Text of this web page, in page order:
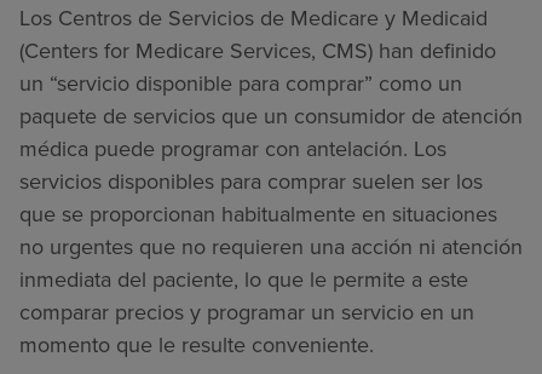
Los Centros de Servicios de Medicare y Medicaid
(Centers for Medicare Services, CMS) han definido
un “servicio disponible para comprar” como un
paquete de servicios que un consumidor de atención
médica puede programar con antelación. Los
servicios disponibles para comprar suelen ser los
que se proporcionan habitualmente en situaciones
no urgentes que no requieren una acción ni atención
inmediata del paciente, lo que le permite a este
comparar precios y programar un servicio en un
momento que le resulte conveniente.